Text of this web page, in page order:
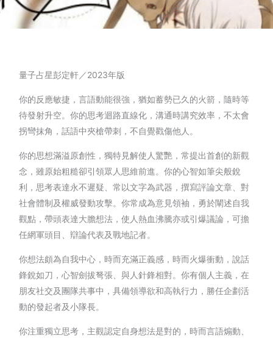
量子占星彭定軒／2023年版
你的反應敏捷，言語動能很強，猶如蓄勢已久的火箭，隨時等
待發射升空。你的思考迴路直線化，溝通時講究效率，不太會
拐彎抹角，話語中夾槍帶刺，不自覺戳傷他人。
你的思想滿溢原創性，獨特見解使人驚艷，常提出首創的新觀
念，雖原始粗糙卻引領眾人思維前進。你的心智如筆尖般銳
利，思考表達永不遲疑、常以文字為武器，撰寫評論文章、對
社會體制及權威發動攻擊。你常成為意見領袖，勇於闡述自我
觀點，帶頭表達大膽想法，使人熱血沸騰亦或引爆議論，可擔
任網軍頭目、辯論代表及戰地記者。
你想法頗為自我中心，時而充滿正義感，時而火爆衝動，說話
鋒銳如刀，心智劍拔弩張、與人針鋒相對。你有個人主義，在
朋友社交及團隊共事中，具備領導欲和高執行力，勝任企劃活
動的發起者及小隊長。
你注重獨立思考，主觀認定自身想法是對的，時而言語煽動、